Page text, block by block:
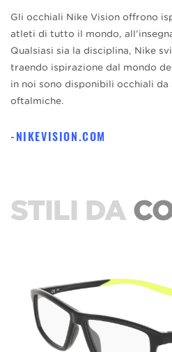
Gli occhiali Nike Vision offrono
atleti di tutto il mondo,
Qualsiasi sia la disciplina, Nike
traendo ispirazione dal mondo
in noi sono disponibili occhiali
oftalmiche.
NIKEVISION.COM
STILI DA